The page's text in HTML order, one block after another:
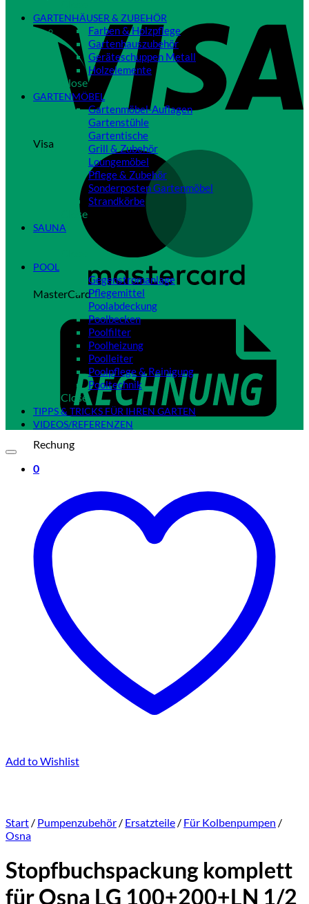
Visa
MasterCard
Rechung
0
GARTENHÄUSER & ZUBEHÖR
Farben & Holzpflege
Gartenhauszubehör
Geräteschuppen Metall
Holzelemente
Close
GARTENMÖBEL
Gartenmöbel-Auflagen
Gartenstühle
Gartentische
Grill & Zubehör
Loungemöbel
Pflege & Zubehör
Sonderposten Gartenmöbel
Strandkörbe
Close
SAUNA
POOL
Gegenstromanlage
Pflegemittel
Poolabdeckung
Poolbecken
Poolfilter
Poolheizung
Poolleiter
Poolpflege & Reinigung
Pooltechnik
Close
TIPPS & TRICKS FÜR IHREN GARTEN
VIDEOS/REFERENZEN
Add to Wishlist
Start / Pumpenzubehör / Ersatzteile / Für Kolbenpumpen /
Osna
Stopfbuchspackung komplett
für Osna LG 100+200+LN 1/2